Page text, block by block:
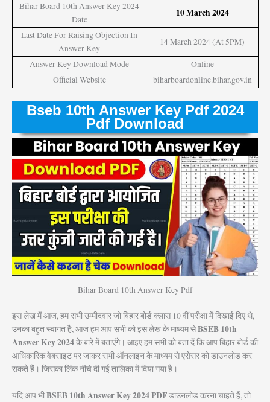
Bihar Board 10th Answer Key 2024
Date
10 March 2024
Last Date For Raising Objection In
Answer Key
14 March 2024 (At 5PM)
Answer Key Download Mode
Online
Official Website
biharboardonline.bihar.gov.in
Bseb 10th Answer Key Pdf 2024
Pdf Download
Bihar Board 10th Answer Key Pdf
इस लेख में आज, हम सभी उम्मीदवार जो बिहार बोर्ड क्लास 10 वीं परीक्षा में दिखाई दिए थे,
उनका बहुत स्वागत है, आज हम आप सभी को इस लेख के माध्यम सेBSEB 10th
Answer Key 2024के बारे में बताएंगे। आइए हम सभी को बता दें कि आप बिहार बोर्ड की
आधिकारिक वेबसाइट पर जाकर सभी ऑनलाइन के माध्यम से एसेसर को डाउनलोड कर
सकते हैं। जिसका लिंक नीचे दी गई तालिका में दिया गया है।
यदि आप भीBSEB 10th Answer Key 2024 PDFडाउनलोड करना चाहते हैं, तो